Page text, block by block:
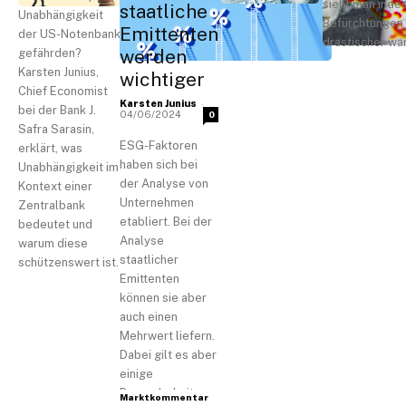
Unabhängigkeit
der US-Notenbank
gefährden?
Karsten Junius,
Chief Economist
bei der Bank J.
Safra Sarasin,
erklärt, was
Unabhängigkeit im
Kontext einer
Zentralbank
bedeutet und
warum diese
schützenswert ist.
staatliche
Emittenten
werden
wichtiger
Karsten Junius -
04/06/2024 0
ESG-Faktoren
haben sich bei
der Analyse von
Unternehmen
etabliert. Bei der
Analyse
staatlicher
Emittenten
können sie aber
auch einen
Mehrwert liefern.
Dabei gilt es aber
einige
Besonderheiten
sieht man
drastischer
Marktkommentar